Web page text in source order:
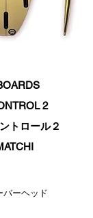
2
トロール２
バーヘッド